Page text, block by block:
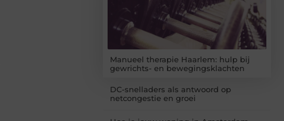
Manueel therapie Haarlem: hulp bij
gewrichts- en bewegingsklachten
DC-snelladers als antwoord op
netcongestie en groei